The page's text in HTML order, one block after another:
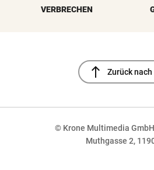
VERBRECHEN
north Zurück nach
© Krone Multimedia
Muthgasse 2,